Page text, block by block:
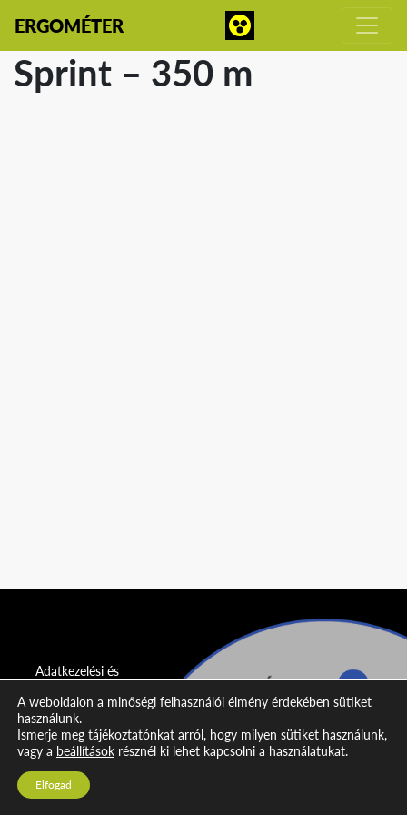
ERGOMÉTER
Sprint – 350 m
Adatkezelési és
nyilatkozat
Impresszum
Kapcsolat
A weboldalon a minőségi felhasználói élmény érdekében sütiket
használunk.
Ismerje meg tájékoztatónkat arról, hogy milyen sütiket használunk,
vagy a beállítások résznél ki lehet kapcsolni a használatukat.
Elfogad